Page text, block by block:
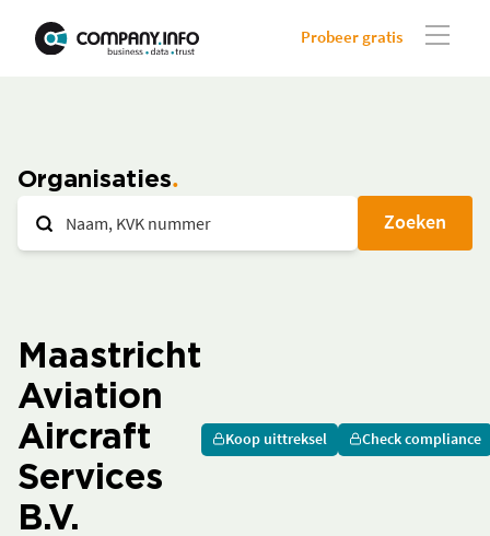
Probeer gratis
Organisaties
Zoeken
Maastricht
Aviation
Aircraft
Services
B.V.
Koop uittreksel Check compliance